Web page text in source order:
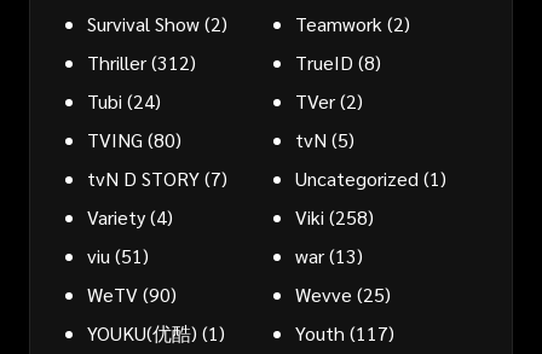
Survival Show(2) Teamwork(2)
Thriller(312) TrueID (8)
Tubi (24) TVer(2)
TVING (80) tvN (5)
tvN D STORY(7) Uncategorized(1)
Variety(4) Viki (258)
viu(51) war(13)
WeTV(90) Wevve (25)
YOUKU(优酷) (1) Youth (117)